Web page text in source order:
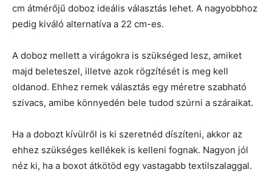
cm átmérőjű doboz ideális választás lehet. A nagyobbhoz
pedig kiváló alternatíva a 22 cm-es.
A doboz mellett a virágokra is szükséged lesz, amiket
majd beleteszel, illetve azok rögzítését is meg kell
oldanod. Ehhez remek választás egy méretre szabható
szivacs, amibe könnyedén bele tudod szúrni a száraikat.
Ha a dobozt kívülről is ki szeretnéd díszíteni, akkor az
ehhez szükséges kellékek is kelleni fognak. Nagyon jól
néz ki, ha a boxot átkötöd egy vastagabb textilszalaggal.